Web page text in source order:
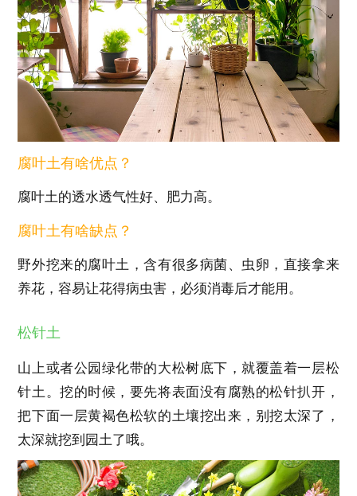
腐叶土有啥优点？
腐叶土的透水透气性好、肥力高。
腐叶土有啥缺点？
野外挖来的腐叶土，含有很多病菌、虫卵，直接拿来
养花，容易让花得病虫害，必须消毒后才能用。
松针土
山上或者公园绿化带的大松树底下，就覆盖着一层松
针土。挖的时候，要先将表面没有腐熟的松针扒开，
把下面一层黄褐色松软的土壤挖出来，别挖太深了，
太深就挖到园土了哦。